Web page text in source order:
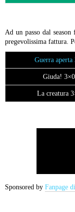
Ad un passo dal
pregevolissima fattura.
Guerra aperta
Giuda!
La creatura
Sponsored by Fanpage